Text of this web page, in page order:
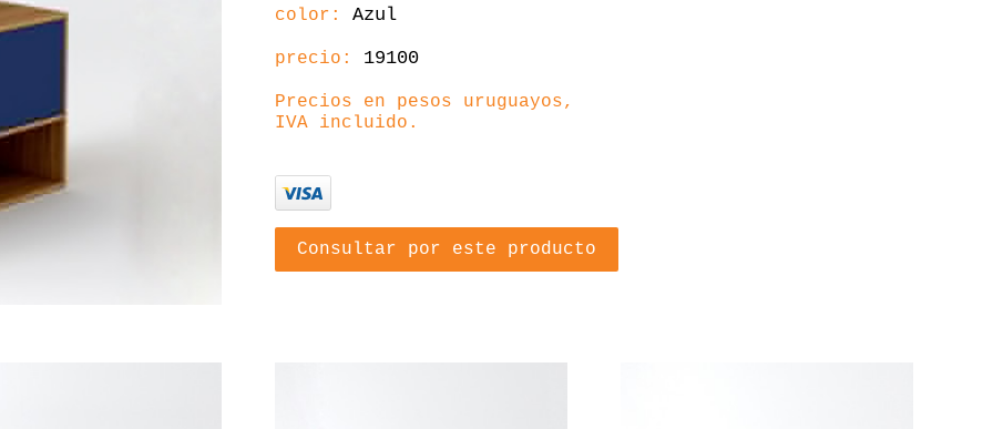
color: Azul
precio: 19100
Precios en pesos uruguayos,
IVA incluido.
Consultar por este producto